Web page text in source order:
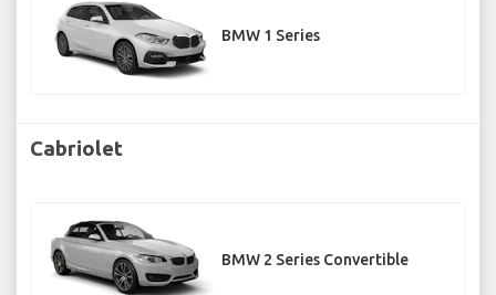
BMW 1 Series
Cabriolet
BMW 2 Series Convertible